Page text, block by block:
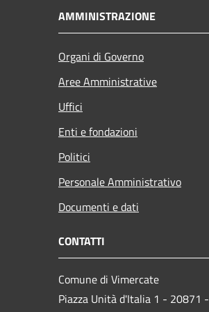
AMMINISTRAZIONE
Organi di Governo
Aree Amministrative
Uffici
Enti e fondazioni
Politici
Personale Amministrativo
Documenti e dati
CONTATTI
Comune di Vimercate
Piazza Unità d'Italia 1 - 20871 -